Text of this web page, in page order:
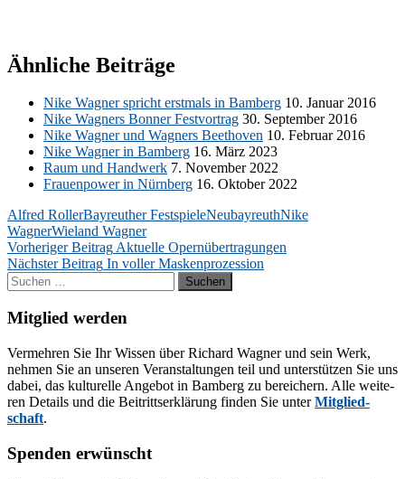
Ähnliche Beiträge
Nike Wag­ner spricht erst­mals in Bam­berg 10. Ja­nu­ar 2016
Nike Wag­ners Bon­ner Fest­vor­trag 30. Sep­tem­ber 2016
Nike Wag­ner und Wag­ners Beet­ho­ven 10. Fe­bru­ar 2016
Nike Wag­ner in Bam­berg 16. März 2023
Raum und Hand­werk 7. No­vem­ber 2022
Frau­en­power in Nürn­berg 16. Ok­to­ber 2022
Alfred RollerBayreuther FestspieleNeubayreuthNike
WagnerWieland Wagner
Beitragsnavigation
Vorheriger BeitragAktuelle Opernübertragungen
Nächster Beitrag In voller Maskenprozession
Suchen
nach:
Mitglied werden
Ver­meh­ren Sie Ihr Wis­sen über Ri­chard Wag­ner und sein Werk,
neh­men Sie an un­se­ren Ver­an­stal­tun­gen teil und un­ter­stüt­zen Sie uns
da­bei, das kul­tu­rel­le An­ge­bot in Bam­berg zu be­rei­chern. Alle wei­te­
ren De­tails und die Bei­tritts­er­klä­rung fin­den Sie un­terMit­glied­
schaft.
Spenden erwünscht